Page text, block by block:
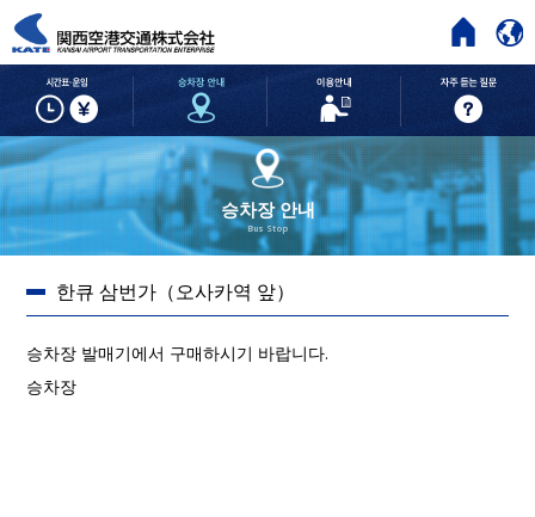
HOME
시간표・운임 승차장 안내 이용안내
승차장 안내
Bus Stop
한큐 삼번가（오사카역 앞）
승차장 발매기에서 구매하시기 바랍니다.
승차장